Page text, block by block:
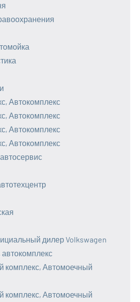
Автокомплекс
Автокомплекс
Автокомплекс
Автокомплекс
дилер Volkswagen
комплекс, Автомоечный
комплекс, Автомоечный